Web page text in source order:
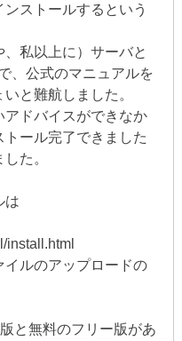
ストールするという
私以上に）サーバと
、公式のマニュアルを
と難航しました。
ドバイスができなか
ール完了できました
た。
は
install.html
ルのアップロードの
と無料のフリー版があ